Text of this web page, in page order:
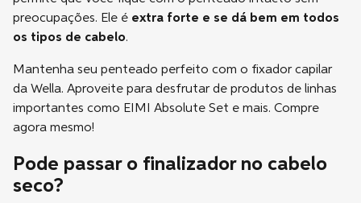
preocupações. Ele é extra forte e se dá bem em todos
os tipos de cabelo.
Mantenha seu penteado perfeito com o fixador capilar
da Wella. Aproveite para desfrutar de produtos de linhas
importantes como EIMI Absolute Set e mais. Compre
agora mesmo!
Pode passar o finalizador no cabelo
seco?